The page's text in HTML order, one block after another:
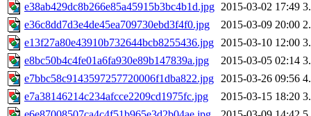
e38ab429dc8b266e85a45915b3bc4b1d.jpg 2015-03-02 17:49
e36c8dd7d3e4de45ea709730ebd3f4f0.jpg
2015-03-09 20:00
e13f27a80e43910b732644bcb8255436.jpg 2015-03-10 12:00
e8bc50b4c4fe01a6fa930e89b147839a.jpg
2015-03-05 02:14
e7bbc58c9143597257720006f1dba822.jpg 2015-03-26 09:56
e7a38146214c234afcce2209cd1975fc.jpg
2015-03-15 18:20